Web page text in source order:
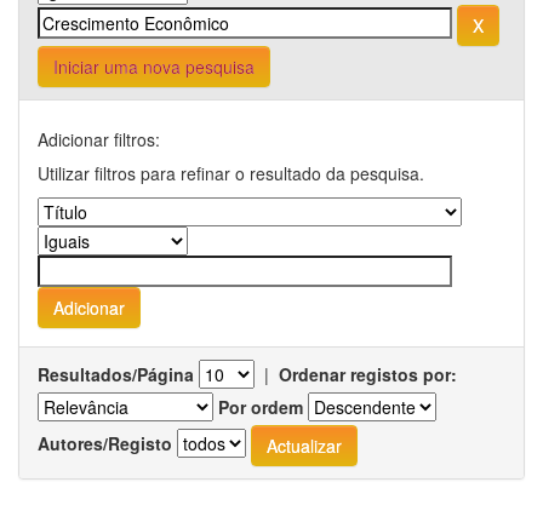
Iniciar uma nova pesquisa
Adicionar filtros:
Utilizar filtros para refinar o resultado da pesquisa.
Resultados/Página | Ordenar registos por:
Por ordem
Autores/Registo